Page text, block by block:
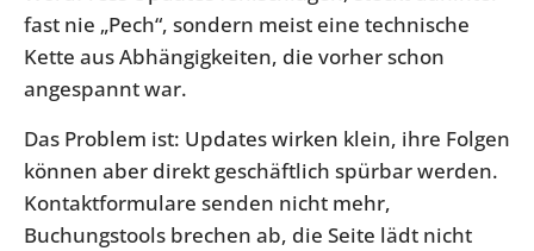
fast nie „Pech“, sondern meist eine technische
Kette aus Abhängigkeiten, die vorher schon
angespannt war.
Das Problem ist: Updates wirken klein, ihre Folgen
können aber direkt geschäftlich spürbar werden.
Kontaktformulare senden nicht mehr,
Buchungstools brechen ab, die Seite lädt nicht